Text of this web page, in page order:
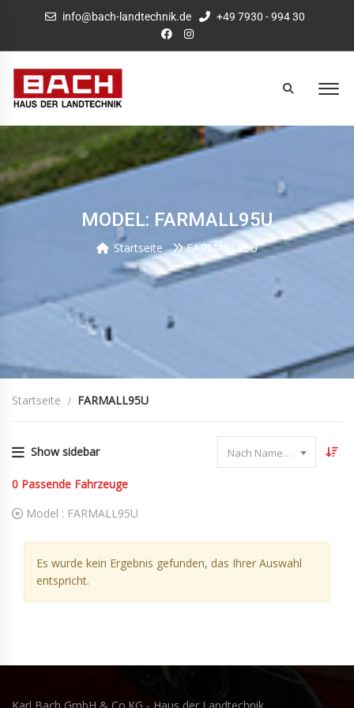
info@bach-landtechnik.de +49 7930 - 994 30
MODEL: FARMALL95U
Startseite FARMALL95U
Startseite FARMALL95U
Show sidebar Nach Name sortieren
0 Passende Fahrzeuge
Model : FARMALL95U
Es wurde kein Ergebnis gefunden, das Ihrer Auswahl
entspricht.